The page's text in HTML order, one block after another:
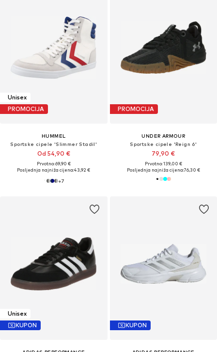
Unisex
PROMOCIJA
HUMMEL
Sportske cipele 'Slimmer Stadil'
Od 54,90 €
Prvotno: 69,90 €
Posljednja najniža cijena:43,92 €
+7
PROMOCIJA
UNDER ARMOUR
Sportske cipele 'Reign 6'
79,90 €
Prvotno: 139,00 €
Posljednja najniža cijena:76,30 €
Unisex
KUPON
KUPON